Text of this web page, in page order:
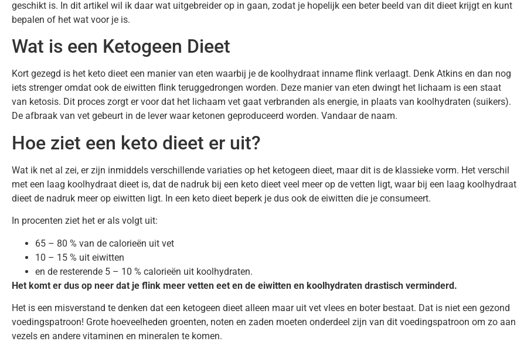
geschikt is. In dit artikel wil ik daar wat uitgebreider op in gaan, zodat je hopelijk een beter beeld van dit dieet krijgt en kunt
bepalen of het wat voor je is.
Wat is een Ketogeen Dieet
Kort gezegd is het keto dieet een manier van eten waarbij je de koolhydraat inname flink verlaagt. Denk Atkins en dan nog
iets strenger omdat ook de eiwitten flink teruggedrongen worden. Deze manier van eten dwingt het lichaam is een staat
van ketosis. Dit proces zorgt er voor dat het lichaam vet gaat verbranden als energie, in plaats van koolhydraten (suikers).
De afbraak van vet gebeurt in de lever waar ketonen geproduceerd worden. Vandaar de naam.
Hoe ziet een keto dieet er uit?
Wat ik net al zei, er zijn inmiddels verschillende variaties op het ketogeen dieet, maar dit is de klassieke vorm. Het verschil
met een laag koolhydraat dieet is, dat de nadruk bij een keto dieet veel meer op de vetten ligt, waar bij een laag koolhydraat
dieet de nadruk meer op eiwitten ligt. In een keto dieet beperk je dus ook de eiwitten die je consumeert.
In procenten ziet het er als volgt uit:
65 – 80 % van de calorieën uit vet
10 – 15 % uit eiwitten
en de resterende 5 – 10 % calorieën uit koolhydraten.
Het komt er dus op neer dat je flink meer vetten eet en de eiwitten en koolhydraten drastisch verminderd.
Het is een misverstand te denken dat een ketogeen dieet alleen maar uit vet vlees en boter bestaat. Dat is niet een gezond
voedingspatroon! Grote hoeveelheden groenten, noten en zaden moeten onderdeel zijn van dit voedingspatroon om zo aan
vezels en andere vitaminen en mineralen te komen.